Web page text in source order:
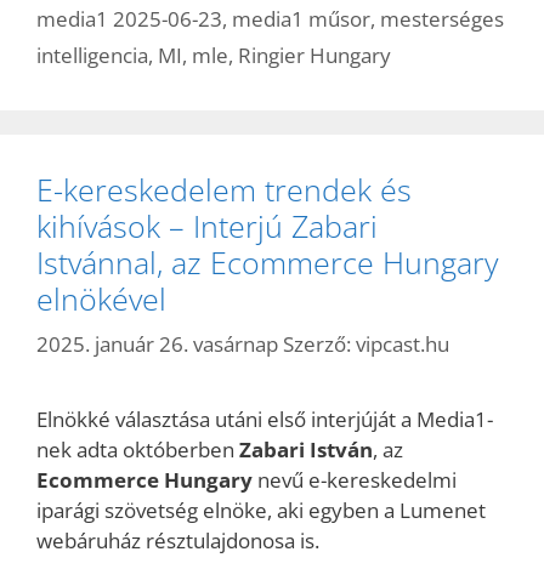
media1 2025-06-23, media1 műsor, mesterséges
intelligencia, MI, mle, Ringier Hungary
E-kereskedelem trendek és
kihívások – Interjú Zabari
Istvánnal, az Ecommerce Hungary
elnökével
2025. január 26. vasárnap Szerző: vipcast.hu
Elnökké választása utáni első interjúját a Media1-
nek adta októberben Zabari István, az
Ecommerce Hungary nevű e-kereskedelmi
iparági szövetség elnöke, aki egyben a Lumenet
webáruház résztulajdonosa is.